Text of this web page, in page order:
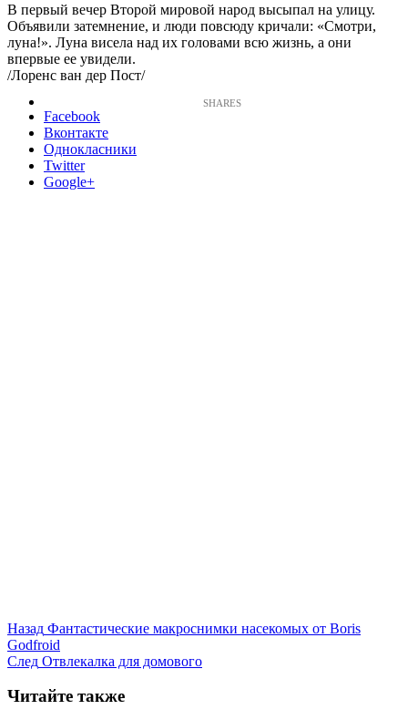
В первый вечер Второй мировой народ высыпал на улицу.
Объявили затемнение, и люди повсюду кричали: «Смотри,
луна!». Луна висела над их головами всю жизнь, а они
впервые ее увидели.
/Лоренс ван дер Пост/
Facebook
Вконтакте
Однокласники
Twitter
Google+
Назад Фантастические макроснимки насекомых от Boris
Godfroid
След Отвлекалка для домового
Читайте также